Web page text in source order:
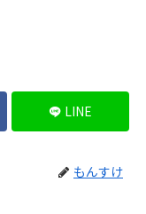
LINE
もんすけ